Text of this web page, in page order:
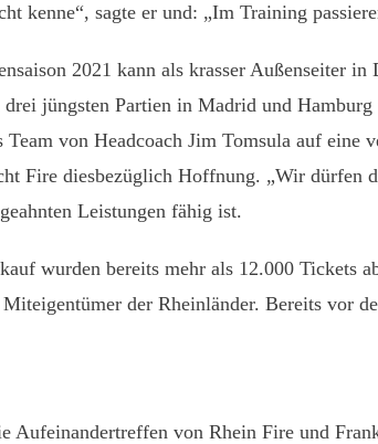
kenne“, sagte er und: „Im Training
2021 kann als krasser Außenseiter
jüngsten Partien in Madrid und
von Headcoach Jim Tomsula auf
Fire diesbezüglich Hoffnung. „Wir dürfen
Leistungen fähig ist.
wurden bereits mehr als 12.000 Tickets
der Rheinländer. Bereits vor
von Rhein Fire und